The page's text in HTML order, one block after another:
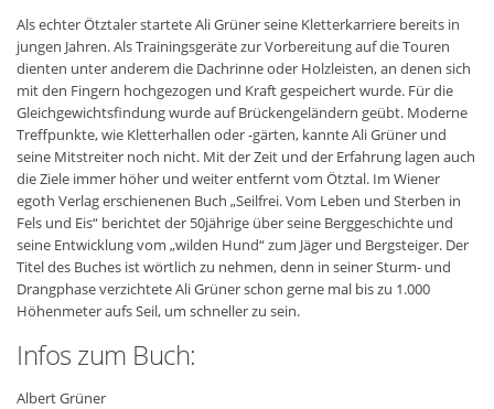
Als echter Ötztaler startete Ali Grüner seine Kletterkarriere bereits in
jungen Jahren. Als Trainingsgeräte zur Vorbereitung auf die Touren
dienten unter anderem die Dachrinne oder Holzleisten, an denen sich
mit den Fingern hochgezogen und Kraft gespeichert wurde. Für die
Gleichgewichtsfindung wurde auf Brückengeländern geübt. Moderne
Treffpunkte, wie Kletterhallen oder -gärten, kannte Ali Grüner und
seine Mitstreiter noch nicht. Mit der Zeit und der Erfahrung lagen auch
die Ziele immer höher und weiter entfernt vom Ötztal. Im Wiener
egoth Verlag erschienenen Buch „Seilfrei. Vom Leben und Sterben in
Fels und Eis“ berichtet der 50jährige über seine Berggeschichte und
seine Entwicklung vom „wilden Hund“ zum Jäger und Bergsteiger. Der
Titel des Buches ist wörtlich zu nehmen, denn in seiner Sturm- und
Drangphase verzichtete Ali Grüner schon gerne mal bis zu 1.000
Höhenmeter aufs Seil, um schneller zu sein.
Infos zum Buch:
Albert Grüner